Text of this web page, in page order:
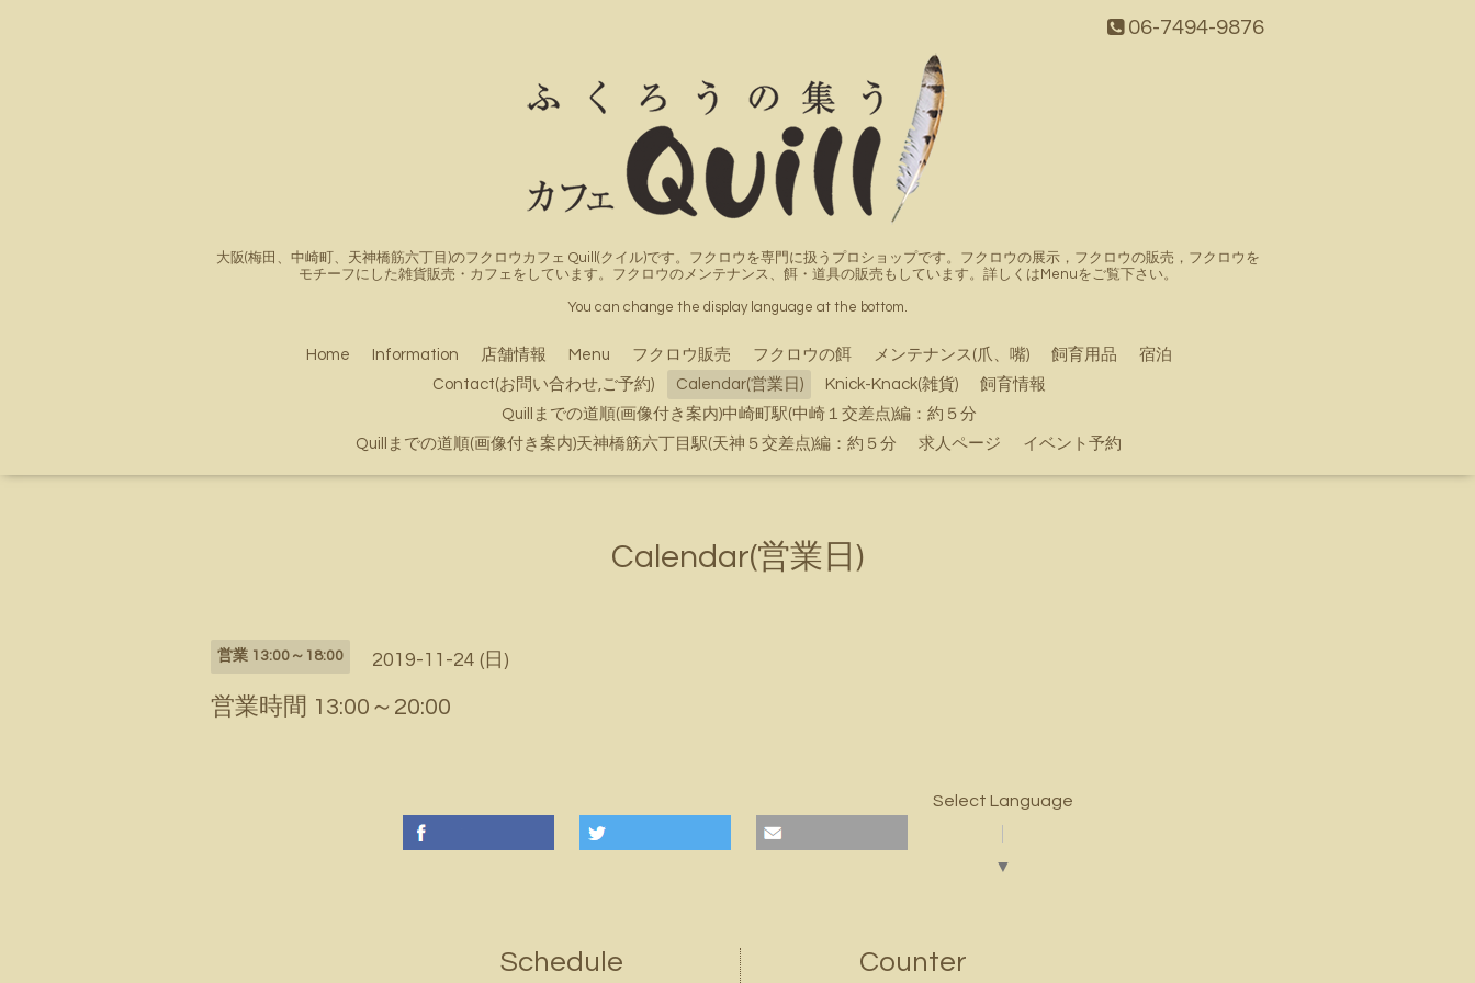
06-7494-9876
大阪(梅田、中崎町、天神橋筋六丁目)のフクロウカフェ Quill(クイル)です。フクロウを専門に扱うプロショップです。フクロウの展示，フクロウの販売，フクロウを
モチーフにした雑貨販売・カフェをしています。フクロウのメンテナンス、餌・道具の販売もしています。詳しくはMenuをご覧下さい。
You can change the display language at the bottom.
Home Information 店舗情報 Menu フクロウ販売 フクロウの餌 メンテナンス(爪、嘴) 飼育用品
宿泊
Contact(お問い合わせ,ご予約)
Calendar(営業日) Knick-Knack(雑貨)
飼育情報
Quillまでの道順(画像付き案内)中崎町駅(中崎１交差点)編：約５分
Quillまでの道順(画像付き案内)天神橋筋六丁目駅(天神５交差点)編：約５分
求人ページ イベント予約
Calendar(営業日)
営業 13:00～18:00 2019-11-24 (日)
営業時間 13:00～20:00
Select Language
▼
Schedule Counter